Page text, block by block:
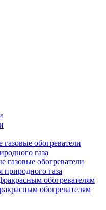
обогреватели
газа
газовые обогреватели
газа
обогревателям
обогревателям